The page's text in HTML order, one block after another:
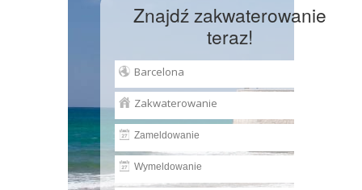
Znajdź zakwaterowanie
teraz!